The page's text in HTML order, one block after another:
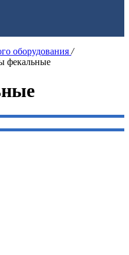
оборудования /
фекальные